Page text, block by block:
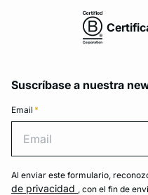
Suscríbase a nuestra
Email *
Al enviar este formulario,
de privacidad , con el fin de